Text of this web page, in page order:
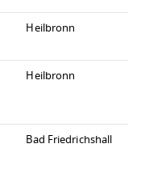
Heilbronn
Heilbronn
Bad Friedrichshall